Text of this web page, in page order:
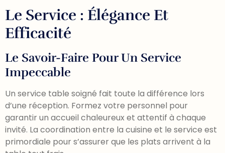
Le Service : Élégance Et
Efficacité
Le Savoir-Faire Pour Un Service
Impeccable
Un service table soigné fait toute la différence lors
d’une réception. Formez votre personnel pour
garantir un accueil chaleureux et attentif à chaque
invité. La coordination entre la cuisine et le service est
primordiale pour s’assurer que les plats arrivent à la